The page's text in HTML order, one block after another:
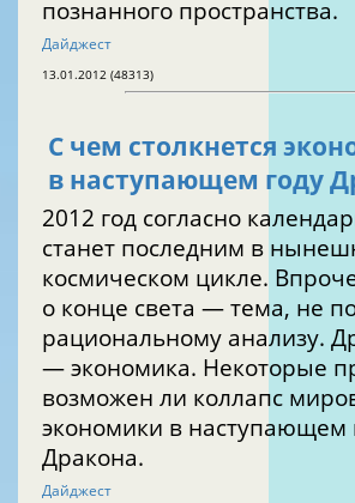
познанного пространства.
Дайджест
13.01.2012 (48313)
С чем столкнется
в наступающем году
2012 год согласно
станет последним в
космическом цикле.
о конце света — тема, не
рациональному анализу.
— экономика. Некоторые
возможен ли коллапс
экономики в наступающем
Дракона.
Дайджест